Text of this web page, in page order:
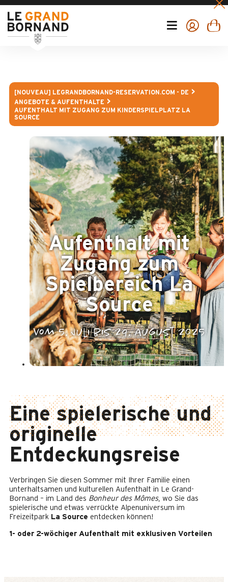
[NOUVEAU] LEGRANDBORNAND-RESERVATION.COM - DE
ANGEBOTE & AUFENTHALTE
AUFENTHALT MIT ZUGANG ZUM KINDERSPIELPLATZ LA
SOURCE
Aufenthalt mit
Zugang zum
Spielbereich La
Source
Vom 5. Juli bis 29. August 2025
Eine spielerische und
originelle
Entdeckungsreise
Verbringen Sie diesen Sommer mit Ihrer Familie einen
unterhaltsamen und kulturellen Aufenthalt in Le Grand-
Bornand – im Land des Bonheur des Mômes, wo Sie das
spielerische und etwas verrückte Alpenuniversum im
Freizeitpark La Source entdecken können!
1- oder 2-wöchiger Aufenthalt mit exklusiven Vorteilen